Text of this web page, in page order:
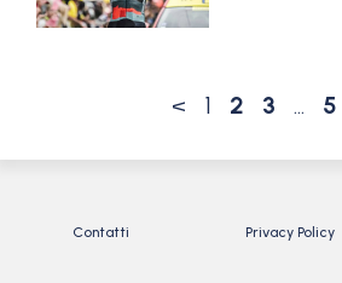
< 1 2 3 … 5
Contatti Privacy Policy